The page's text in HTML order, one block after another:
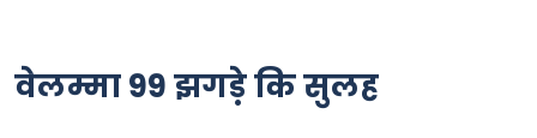
वेलम्मा 99 झगड़े कि सुलह